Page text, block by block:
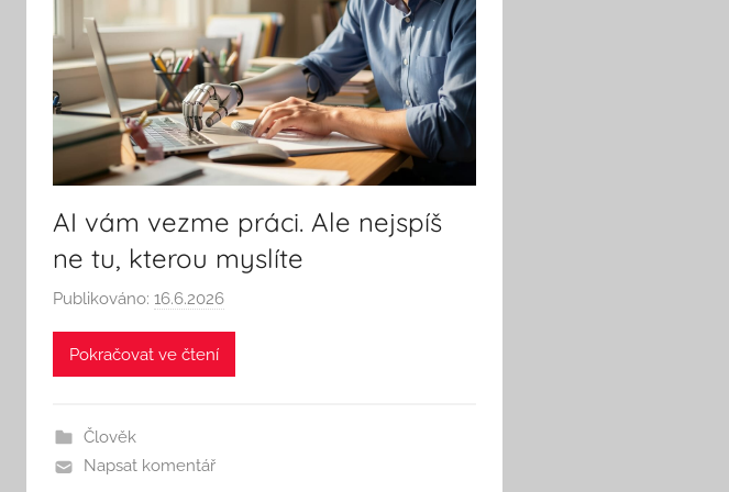
AI vám vezme práci. Ale nejspíš
ne tu, kterou myslíte
Publikováno: 16.6.2026
u
Pokračovat ve čtení
Člověk
Napsat komentář